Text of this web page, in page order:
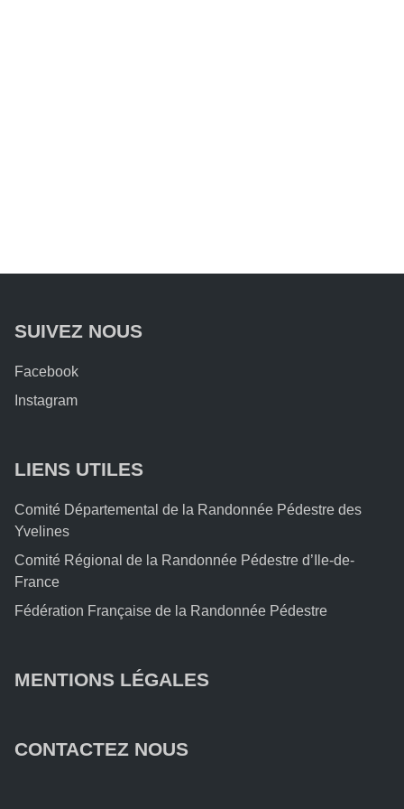
SUIVEZ NOUS
Facebook
Instagram
LIENS UTILES
Comité Départemental de la Randonnée Pédestre des
Yvelines
Comité Régional de la Randonnée Pédestre d’Ile-de-
France
Fédération Française de la Randonnée Pédestre
MENTIONS LÉGALES
CONTACTEZ NOUS